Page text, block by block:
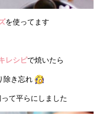
を使ってます
レシピで焼いたら
除き忘れ
て平らにしました